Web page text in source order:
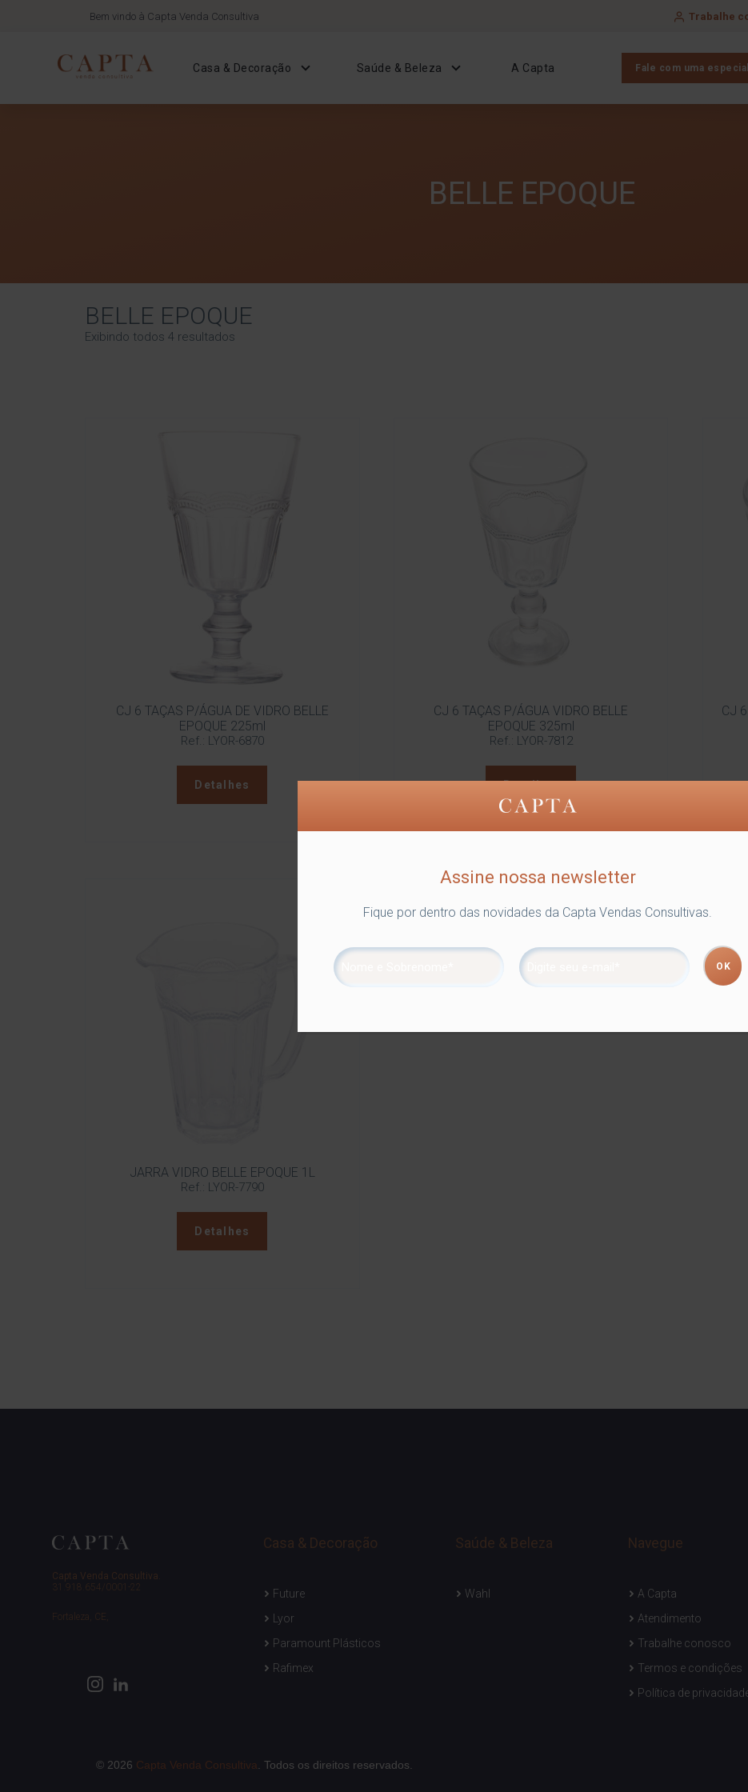
Bem vindo à Capta Venda Consultiva Trabalhe
Casa & Decoração Saúde & Beleza A Capta Fale com uma
BELLE EPOQUE
BELLE EPOQUE
Exibindo todos 4 resultados
CJ 6 TAÇAS P/ÁGUA DE VIDRO BELLE
EPOQUE 225ml
Ref.: LYOR-6870
Detalhes
CJ 6 TAÇAS P/ÁGUA VIDRO BELLE
EPOQUE 325ml
Ref.: LYOR-7812
Detalhes
CJ
JARRA VIDRO BELLE EPOQUE 1L
Ref.: LYOR-7790
Detalhes
Capta Venda Consultiva.
31.918.654/0001-22
Fortaleza, CE,
Casa & Decoração
Future
Lyor
Paramount Plásticos
Rafimex
Saúde & Beleza
Wahl
Navegue
A Capta
Atendimento
Trabalhe conosco
Termos e condições
Política de
© 2026 Capta Venda Consultiva . Todos os direitos reservados.
Assine nossa newsletter
Fique por dentro das novidades da Capta Vendas Consultivas.